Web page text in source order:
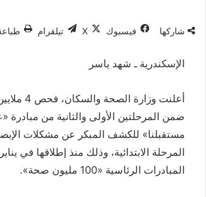
شاركها فيسبوك ‫X تيلقرام
الإسكندرية ـ شهد ياسر
ضمن المرحلتين الأولى والثانية من مبادرة
مستقبلنا» للكشف المبكر عن مشكلات
المبادرات الرئاسية «100 مليون صحة».